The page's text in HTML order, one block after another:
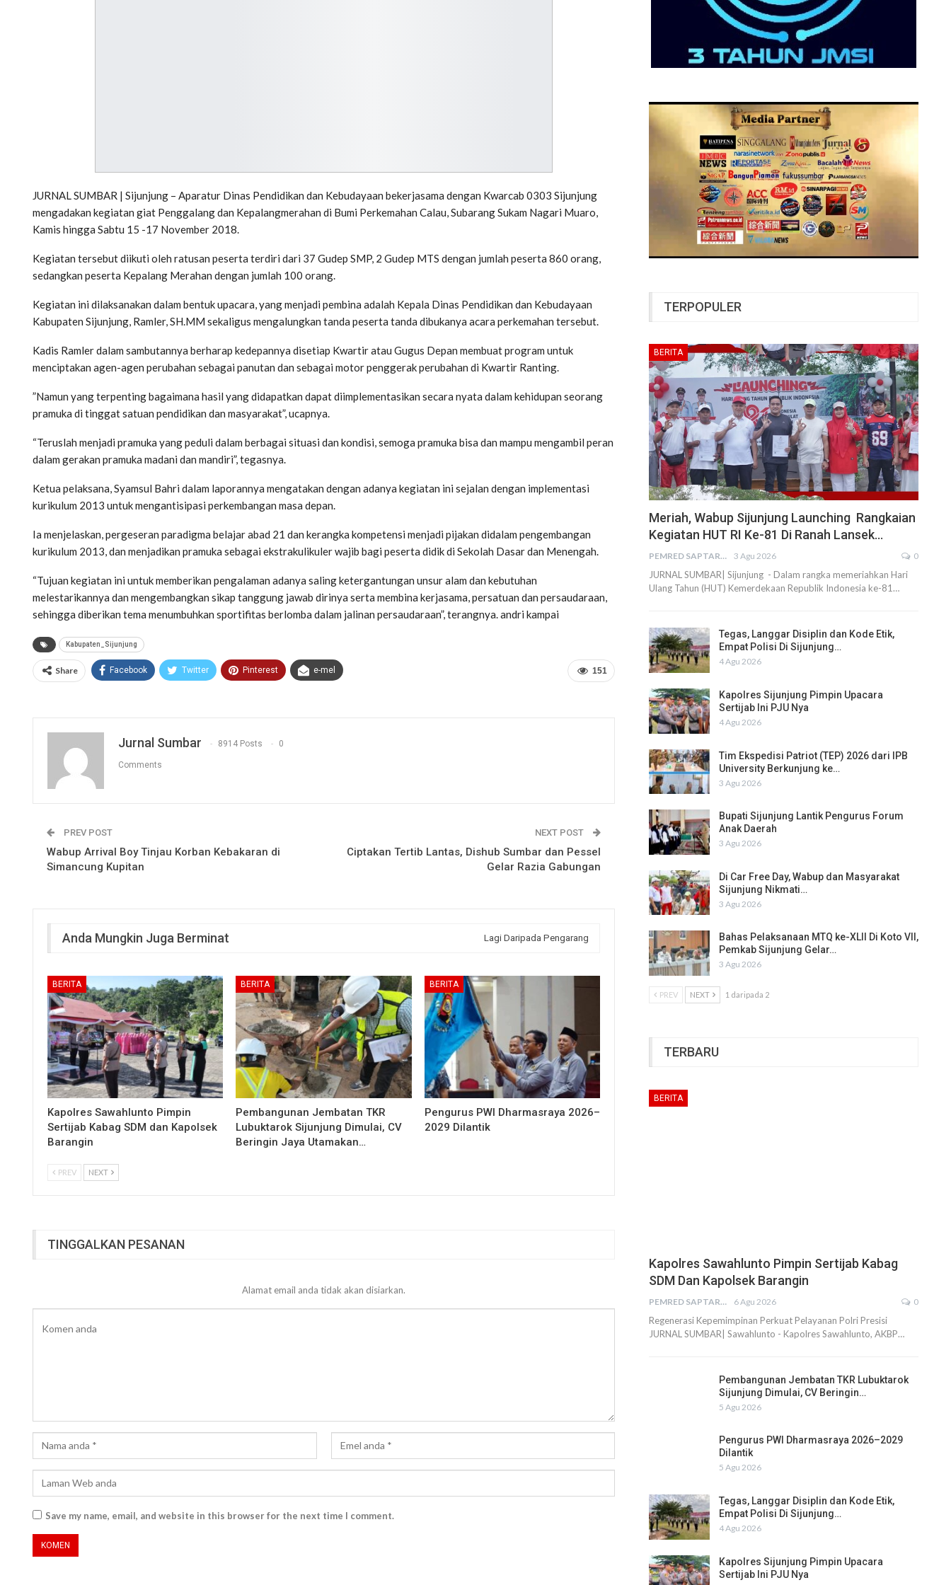
JURNAL SUMBAR | Sijunjung – Aparatur Dinas Pendidikan dan Kebudayaan bekerjasama dengan Kwarcab 0303 Sijunjung
mengadakan kegiatan giat Penggalang dan Kepalangmerahan di Bumi Perkemahan Calau, Subarang Sukam Nagari Muaro,
Kamis hingga Sabtu 15 -17 November 2018.
Kegiatan tersebut diikuti oleh ratusan peserta terdiri dari 37 Gudep SMP, 2 Gudep MTS dengan jumlah peserta 860 orang,
sedangkan peserta Kepalang Merahan dengan jumlah 100 orang.
Kegiatan ini dilaksanakan dalam bentuk upacara, yang menjadi pembina adalah Kepala Dinas Pendidikan dan Kebudayaan
Kabupaten Sijunjung, Ramler, SH.MM sekaligus mengalungkan tanda peserta tanda dibukanya acara perkemahan tersebut.
Kadis Ramler dalam sambutannya berharap kedepannya disetiap Kwartir atau Gugus Depan membuat program untuk
menciptakan agen-agen perubahan sebagai panutan dan sebagai motor penggerak perubahan di Kwartir Ranting.
”Namun yang terpenting bagaimana hasil yang didapatkan dapat diimplementasikan secara nyata dalam kehidupan seorang
pramuka di tinggat satuan pendidikan dan masyarakat”, ucapnya.
“Teruslah menjadi pramuka yang peduli dalam berbagai situasi dan kondisi, semoga pramuka bisa dan mampu mengambil peran
dalam gerakan pramuka madani dan mandiri”, tegasnya.
Ketua pelaksana, Syamsul Bahri dalam laporannya mengatakan dengan adanya kegiatan ini sejalan dengan implementasi
kurikulum 2013 untuk mengantisipasi perkembangan masa depan.
Ia menjelaskan, pergeseran paradigma belajar abad 21 dan kerangka kompetensi menjadi pijakan didalam pengembangan
kurikulum 2013, dan menjadikan pramuka sebagai ekstrakulikuler wajib bagi peserta didik di Sekolah Dasar dan Menengah.
“Tujuan kegiatan ini untuk memberikan pengalaman adanya saling ketergantungan unsur alam dan kebutuhan
melestarikannya dan mengembangkan sikap tanggung jawab dirinya serta membina kerjasama, persatuan dan persaudaraan,
sehingga diberikan tema menumbuhkan sportifitas berlomba dalam jalinan persaudaraan”, terangnya. andri kampai
Kabupaten_Sijunjung
151
Share Facebook Twitter Pinterest e-mel
Jurnal Sumbar 8914 Posts 0
Comments
PREV POST
Wabup Arrival Boy Tinjau Korban Kebakaran di
Simancung Kupitan
NEXT POST
Ciptakan Tertib Lantas, Dishub Sumbar dan Pessel
Gelar Razia Gabungan
Anda Mungkin Juga Berminat Lagi Daripada Pengarang
BERITA
Kapolres Sawahlunto Pimpin
Sertijab Kabag SDM dan Kapolsek
Barangin
BERITA
Pembangunan Jembatan TKR
Lubuktarok Sijunjung Dimulai, CV
Beringin Jaya Utamakan…
BERITA
Pengurus PWI Dharmasraya 2026–
2029 Dilantik
PREV NEXT
TINGGALKAN PESANAN
Alamat email anda tidak akan disiarkan.
Save my name, email, and website in this browser for the next time I comment.
TERPOPULER
BERITA
Meriah, Wabup Sijunjung Launching Rangkaian
Kegiatan HUT RI Ke-81 Di Ranah Lansek…
PEMRED SAPTARIUS 3 Agu 2026 0
JURNAL SUMBAR| Sijunjung - Dalam rangka memeriahkan Hari
Ulang Tahun (HUT) Kemerdekaan Republik Indonesia ke-81…
Tegas, Langgar Disiplin dan Kode Etik,
Empat Polisi Di Sijunjung…
4 Agu 2026
Kapolres Sijunjung Pimpin Upacara
Sertijab Ini PJU Nya
4 Agu 2026
Tim Ekspedisi Patriot (TEP) 2026 dari IPB
University Berkunjung ke…
3 Agu 2026
Bupati Sijunjung Lantik Pengurus Forum
Anak Daerah
3 Agu 2026
Di Car Free Day, Wabup dan Masyarakat
Sijunjung Nikmati…
3 Agu 2026
Bahas Pelaksanaan MTQ ke-XLII Di Koto VII,
Pemkab Sijunjung Gelar…
3 Agu 2026
PREV NEXT 1 daripada 2
TERBARU
BERITA
Kapolres Sawahlunto Pimpin Sertijab Kabag
SDM Dan Kapolsek Barangin
PEMRED SAPTARIUS 6 Agu 2026 0
Regenerasi Kepemimpinan Perkuat Pelayanan Polri Presisi
JURNAL SUMBAR| Sawahlunto - Kapolres Sawahlunto, AKBP…
Pembangunan Jembatan TKR Lubuktarok
Sijunjung Dimulai, CV Beringin…
5 Agu 2026
Pengurus PWI Dharmasraya 2026–2029
Dilantik
5 Agu 2026
Tegas, Langgar Disiplin dan Kode Etik,
Empat Polisi Di Sijunjung…
4 Agu 2026
Kapolres Sijunjung Pimpin Upacara
Sertijab Ini PJU Nya